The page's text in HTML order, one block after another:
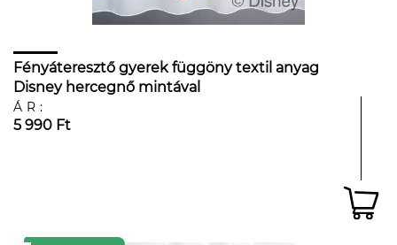
Fényáteresztő gyerek függöny textil anyag
Disney hercegnő mintával
ÁR:
5 990 Ft